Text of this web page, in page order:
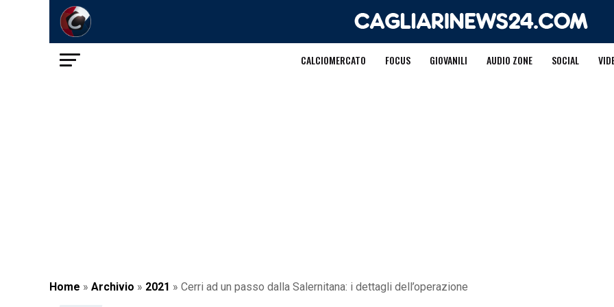
CALCIOMERCATO FOCUS GIOVANILI AUDIO ZONE SOCIAL
Home » Archivio » 2021 » Cerri ad un passo dalla Salernitana: i dettagli dell’operazione